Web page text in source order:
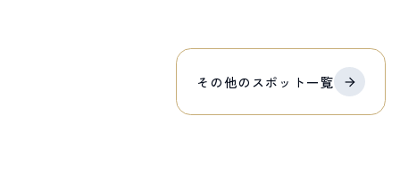
その他の スポット 一覧